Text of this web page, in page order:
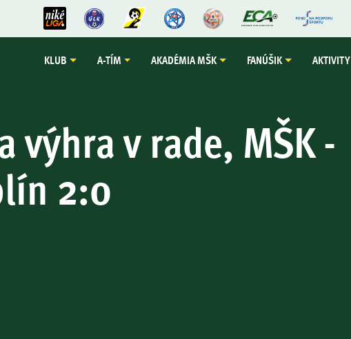
KLUB A-TÍM AKADÉMIA MŠK FANÚŠIK AKTIVITY
výhra v rade, MŠK -
2:0